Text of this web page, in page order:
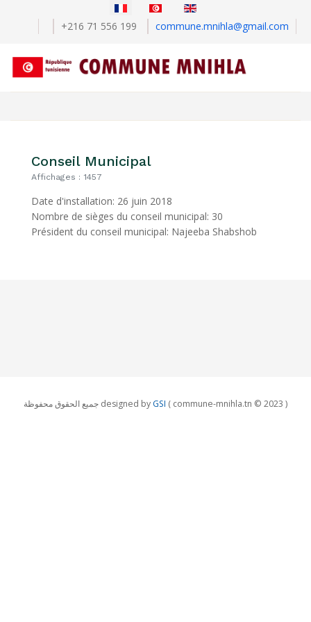
Sélectionnez votre langue
+216 71 556 199
commune.mnihla@gmail.com
Conseil Municipal
Affichages : 1457
Date d'installation: 26 juin 2018
Nombre de sièges du conseil municipal: 30
Président du conseil municipal: Najeeba Shabshob
جميع الحقوق محفوظة designed by GSI ( commune-mnihla.tn © 2023 )